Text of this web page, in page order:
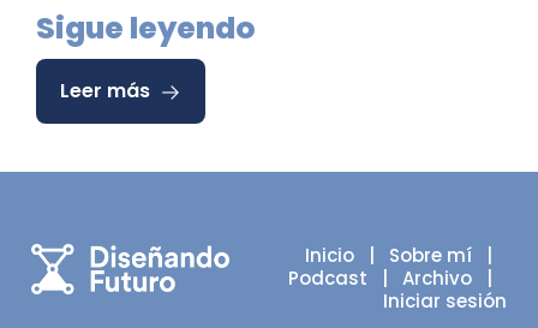
Sigue leyendo
Leer más
Inicio
   |
Sobre mí
   |
Podcast
Archivo
   |
Iniciar sesión